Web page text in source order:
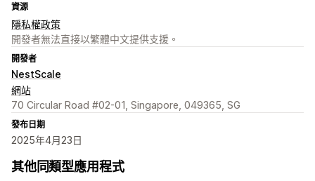
資源
隱私權政策
開發者無法直接以繁體中文提供支援。
開發者
NestScale
網站
70 Circular Road #02-01, Singapore, 049365, SG
發布日期
2025年4月23日
其他同類型應用程式